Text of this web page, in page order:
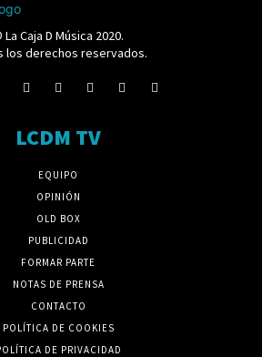
Caja D Música 2020.
los derechos reservados.
LCDM TV
EQUIPO
OPINIÓN
OLD BOX
PUBLICIDAD
FORMAR PARTE
NOTAS DE PRENSA
CONTACTO
POLÍTICA DE COOKIES
DE PRIVACIDAD